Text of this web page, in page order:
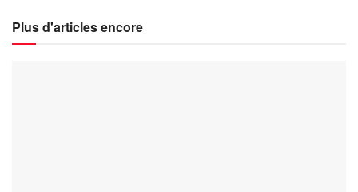
Plus d'articles encore